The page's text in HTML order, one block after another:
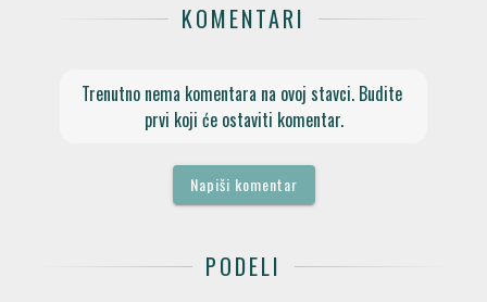
KOMENTARI
Trenutno nema komentara na ovoj stavci. Budite
prvi koji će ostaviti komentar.
Napiši komentar
PODELI